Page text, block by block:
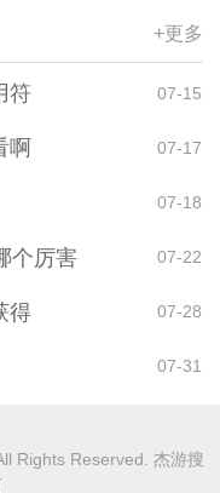
+更多
符 07-15
啊 07-17
07-18
个厉害 07-22
得 07-28
07-31
Rights Reserved. 杰游搜